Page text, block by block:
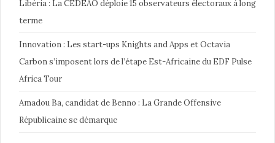
Libéria : La CEDEAO déploie 15 observateurs électoraux à long
terme
Innovation : Les start-ups Knights and Apps et Octavia
Carbon s’imposent lors de l’étape Est-Africaine du EDF Pulse
Africa Tour
Amadou Ba, candidat de Benno : La Grande Offensive
Républicaine se démarque